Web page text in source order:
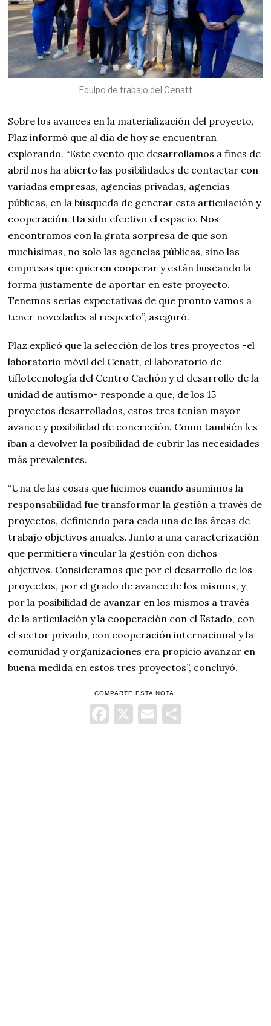
Equipo de trabajo del Cenatt
Sobre los avances en la materialización del proyecto,
Plaz informó que al día de hoy se encuentran
explorando. “Este evento que desarrollamos a fines de
abril nos ha abierto las posibilidades de contactar con
variadas empresas, agencias privadas, agencias
públicas, en la búsqueda de generar esta articulación y
cooperación. Ha sido efectivo el espacio. Nos
encontramos con la grata sorpresa de que son
muchísimas, no solo las agencias públicas, sino las
empresas que quieren cooperar y están buscando la
forma justamente de aportar en este proyecto.
Tenemos serias expectativas de que pronto vamos a
tener novedades al respecto”, aseguró.
Plaz explicó que la selección de los tres proyectos -el
laboratorio móvil del Cenatt, el laboratorio de
tiflotecnología del Centro Cachón y el desarrollo de la
unidad de autismo- responde a que, de los 15
proyectos desarrollados, estos tres tenían mayor
avance y posibilidad de concreción. Como también les
iban a devolver la posibilidad de cubrir las necesidades
más prevalentes.
“Una de las cosas que hicimos cuando asumimos la
responsabilidad fue transformar la gestión a través de
proyectos, definiendo para cada una de las áreas de
trabajo objetivos anuales. Junto a una caracterización
que permitiera vincular la gestión con dichos
objetivos. Consideramos que por el desarrollo de los
proyectos, por el grado de avance de los mismos, y
por la posibilidad de avanzar en los mismos a través
de la articulación y la cooperación con el Estado, con
el sector privado, con cooperación internacional y la
comunidad y organizaciones era propicio avanzar en
buena medida en estos tres proyectos”, concluyó.
COMPARTE ESTA NOTA:
Facebook
X Email